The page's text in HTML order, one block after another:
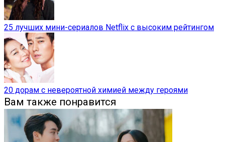
25 лучших мини-сериалов Netflix с высоким рейтингом
20 дорам с невероятной химией между героями
Вам также понравится